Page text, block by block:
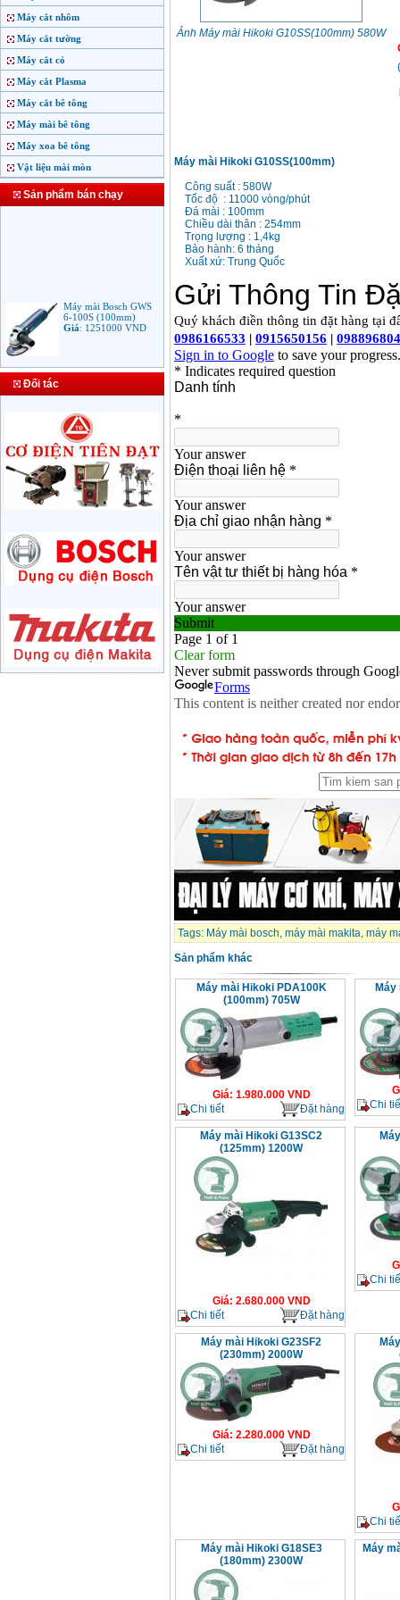
Máy cắt nhôm
Máy cắt tường
Máy cắt cỏ
Máy cắt Plasma
Máy cắt bê tông
Máy mài bê tông
Máy xoa bê tông
Vật liệu mài mòn
Sản phẩm bán chạy
6-100S (100mm)
Giá:1251000VND
Máy mài Makita
710W
Máy mài 180mm
Bosch GWS 2200-180
(2000W)
Giá:3438000 VND
Makita 9558HN
(840W)
Giá:1587000VND
GA4040 (100mm)
Giá: 2043000 VND
Đối tác
Ảnh Máy mài Hikoki G10SS(100mm) 580W
(
Máy mài Hikoki G10SS(100mm)
Công suất : 580W
Tốc độ : 11000 vòng/phút
Đá mài : 100mm
Chiều dài thân : 254mm
Trọng lượng : 1,4kg
Bảo hành: 6 tháng
Xuất xứ: Trung Quốc
Tags: Máy mài bosch, máy mài makita, máy
Sản phẩm khác
Máy mài Hikoki PDA100K
(100mm) 705W
Giá: 1.980.000VND
Chi tiết
Đặt hàng
Máy
Chi
Máy mài Hikoki G13SC2
(125mm) 1200W
Giá: 2.680.000VND
Chi tiết
Đặt hàng
Chi
Máy mài Hikoki G23SF2
(230mm) 2000W
Giá: 2.280.000VND
Chi tiết
Đặt hàng
Chi
Máy mài Hikoki G18SE3
(180mm) 2300W
Máy